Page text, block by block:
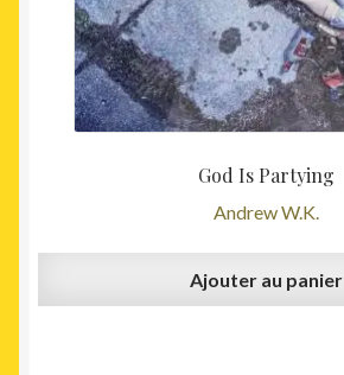
God Is Partying
Andrew W.K.
Ajouter au panier